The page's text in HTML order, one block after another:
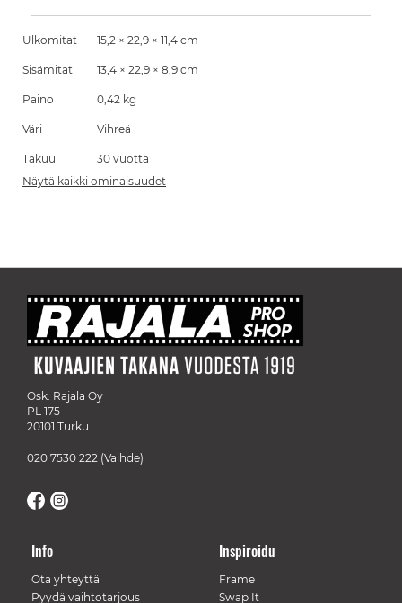
Ulkomitat 15,2 × 22,9 × 11,4 cm
Sisämitat 13,4 × 22,9 × 8,9 cm
Paino 0,42 kg
Väri Vihreä
Takuu
30 vuotta
Näytä kaikki ominaisuudet
Osk. Rajala Oy
PL 175
20101 Turku
020 7530 222 (Vaihde)
Info
Ota yhteyttä
Pyydä vaihtotarjous
Inspiroidu
Frame
Swap It